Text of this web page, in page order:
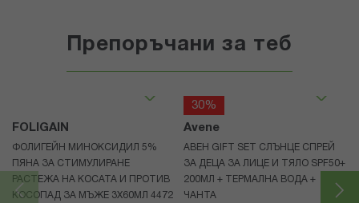
Препоръчани за теб
FOLIGAIN
ФОЛИГЕЙН МИНОКСИДИЛ 5%
ПЯНА ЗА СТИМУЛИРАНЕ
РАСТЕЖА НА КОСАТА И ПРОТИВ
КОСОПАД ЗА МЪЖЕ 3X60МЛ 4472
30%
Avene
АВЕН GIFT SET СЛЪНЦЕ СПРЕЙ
ЗА ДЕЦА ЗА ЛИЦЕ И ТЯЛО SPF50+
200МЛ + ТЕРМАЛНА ВОДА +
ЧАНТА